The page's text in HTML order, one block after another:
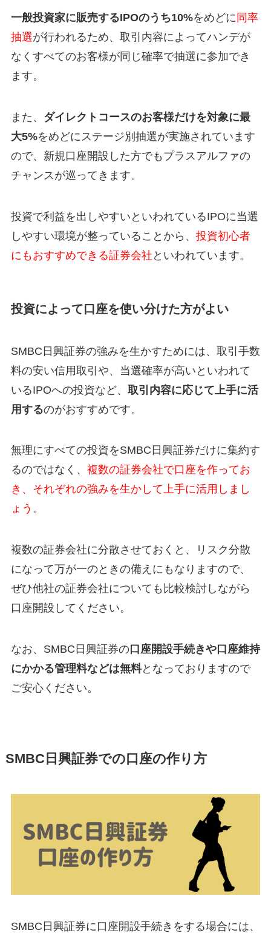
一般投資家に販売するIPOのうち10%をめどに 同率
抽選が行われるため、取引内容によってハンデが
なくすべてのお客様が同じ確率で抽選に参加でき
ます。
また、 ダイレクトコースのお客様だけを対象に最
大5%をめどにステージ別抽選が実施されています
ので、新規口座開設した方でもプラスアルファの
チャンスが巡ってきます。
投資で利益を出しやすいといわれているIPOに当選
しやすい環境が整っていることから、 投資初心者
にもおすすめできる証券会社 といわれています。
投資によって口座を使い分けた方がよい
SMBC日興証券の強みを生かすためには、取引手数
料の安い信用取引や、当選確率が高いといわれて
いるIPOへの投資など、 取引内容に応じて上手に活
用するのがおすすめです。
無理にすべての投資をSMBC日興証券だけに集約す
るのではなく、 複数の証券会社で口座を作ってお
き、それぞれの強みを生かして上手に活用しまし
ょう 。
複数の証券会社に分散させておくと、リスク分散
になって万が一のときの備えにもなりますので、
ぜひ他社の証券会社についても比較検討しながら
口座開設してください。
なお、SMBC日興証券の口座開設手続きや口座維持
にかかる管理料などは無料となっておりますので
ご安心ください。
SMBC日興証券での口座の作り方
SMBC日興証券に口座開設手続きをする場合には、